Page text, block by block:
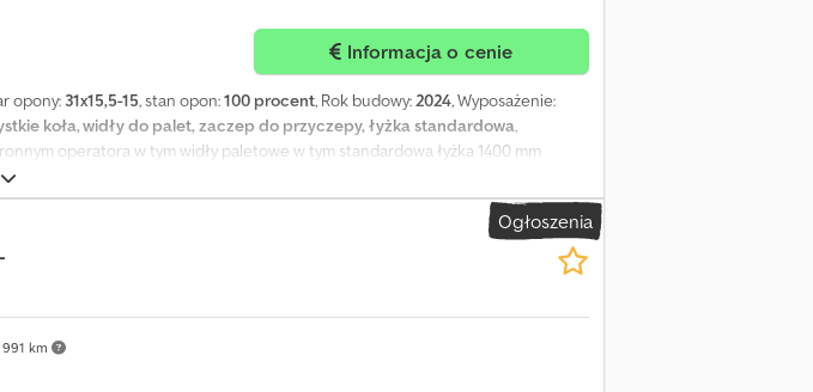
Informacja o cenie
opony: 31x15,5-15, stan opon:100 procent, Rok budowy:2024, Wyposażenie:
koła, widły do palet, zaczep do przyczepy, łyżka standardowa,
operatora w tym widły paletowe w tym standardowa łyżka 1400 mm
Ogłoszenia
km